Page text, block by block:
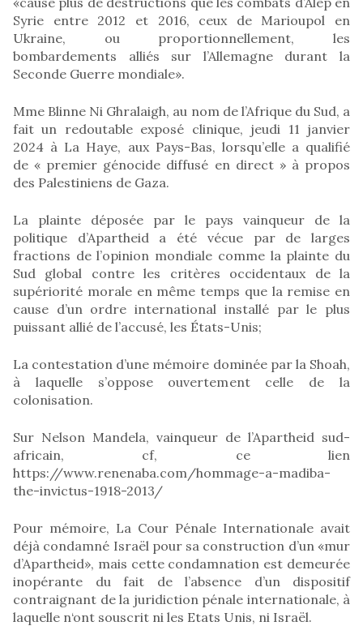
Syrie entre 2012 et 2016, ceux de Marioupol en
Ukraine, ou proportionnellement, les
bombardements alliés sur l’Allemagne durant la
Seconde Guerre mondiale».
Mme Blinne Ni Ghralaigh, au nom de l’Afrique du Sud, a
fait un redoutable exposé clinique, jeudi 11 janvier
2024 à La Haye, aux Pays-Bas, lorsqu’elle a qualifié
de « premier génocide diffusé en direct » à propos
des Palestiniens de Gaza.
La plainte déposée par le pays vainqueur de la
politique d’Apartheid a été vécue par de larges
fractions de l’opinion mondiale comme la plainte du
Sud global contre les critères occidentaux de la
supériorité morale en même temps que la remise en
cause d’un ordre international installé par le plus
puissant allié de l’accusé, les États-Unis;
La contestation d’une mémoire dominée par la Shoah,
à laquelle s’oppose ouvertement celle de la
colonisation.
Sur Nelson Mandela, vainqueur de l’Apartheid sud-
africain, cf, ce lien
https://www.renenaba.com/hommage-a-madiba-
the-invictus-1918-2013/
Pour mémoire, La Cour Pénale Internationale avait
déjà condamné Israël pour sa construction d’un «mur
d’Apartheid», mais cette condamnation est demeurée
inopérante du fait de l’absence d’un dispositif
contraignant de la juridiction pénale internationale, à
laquelle n‘ont souscrit ni les Etats Unis, ni Israël.